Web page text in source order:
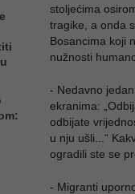
stoljećima
tragike, a onda
Bosancima koji
nužnosti
- Nedavno
ekranima:
odbijate
u nju ušli...“
ogradili ste se
- Migranti